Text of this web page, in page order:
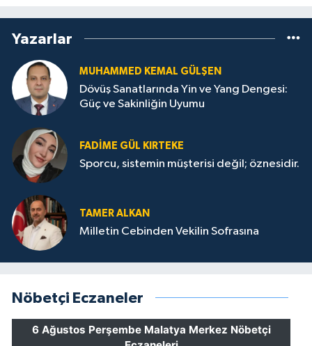
Yazarlar
MUHAMMED KEMAL GÜLŞEN
Dövüş Sanatlarında Yin ve Yang Dengesi:
Güç ve Sakinliğin Uyumu
FADIME GÜL KIRTEKE
Sporcu, sistemin müşterisi değil; öznesidir.
TAMER ALKAN
Milletin Cebinden Vekilin Sofrasına
Nöbetçi Eczaneler